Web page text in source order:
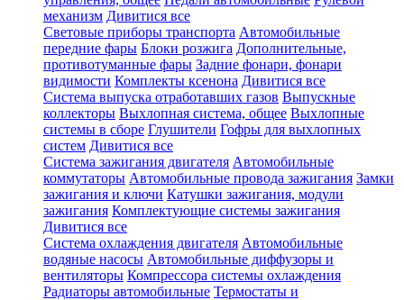
механизм Дивитися все
Световые приборы транспорта Автомобильные
передние фары Блоки розжига Дополнительные,
противотуманные фары Задние фонари, фонари
видимости Комплекты ксенона Дивитися все
Система выпуска отработавших газов Выпускные
коллекторы Выхлопная система, общее Выхлопные
системы в сборе Глушители Гофры для выхлопных
систем Дивитися все
Система зажигания двигателя Автомобильные
коммутаторы Автомобильные провода зажигания Замки
зажигания и ключи Катушки зажигания, модули
зажигания Комплектующие системы зажигания
Дивитися все
Система охлаждения двигателя Автомобильные
водяные насосы Автомобильные диффузоры и
вентиляторы Компрессора системы охлаждения
Радиаторы автомобильные Термостаты и